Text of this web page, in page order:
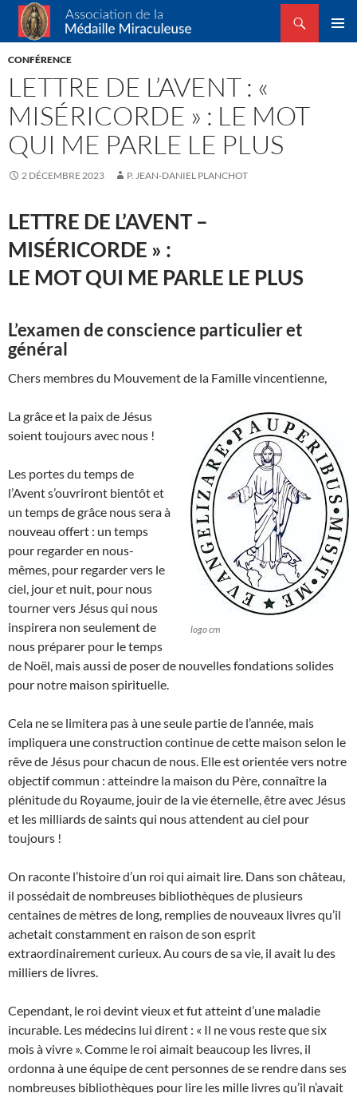
Association de la Médaille Miraculeuse
Recherche
ALLER
CONFÉRENCE
LETTRE DE L’AVENT : «
MISÉRICORDE » : LE MOT
QUI ME PARLE LE PLUS
2 DÉCEMBRE 2023 P. JEAN-DANIEL PLANCHOT
LETTRE DE L’AVENT –
MISÉRICORDE » :
LE MOT QUI ME PARLE LE PLUS
L’examen de conscience particulier et
général
Chers membres du Mouvement de la Famille vincentienne,
logo cm
La grâce et la paix de Jésus
soient toujours avec nous !
Les portes du temps de
l’Avent s’ouvriront bientôt et
un temps de grâce nous sera à
nouveau offert : un temps
pour regarder en nous-
mêmes, pour regarder vers le
ciel, jour et nuit, pour nous
tourner vers Jésus qui nous
inspirera non seulement de
nous préparer pour le temps
de Noël, mais aussi de poser de nouvelles fondations solides
pour notre maison spirituelle.
Cela ne se limitera pas à une seule partie de l’année, mais
impliquera une construction continue de cette maison selon le
rêve de Jésus pour chacun de nous. Elle est orientée vers notre
objectif commun : atteindre la maison du Père, connaître la
plénitude du Royaume, jouir de la vie éternelle, être avec Jésus
et les milliards de saints qui nous attendent au ciel pour
toujours !
On raconte l’histoire d’un roi qui aimait lire. Dans son château,
il possédait de nombreuses bibliothèques de plusieurs
centaines de mètres de long, remplies de nouveaux livres qu’il
achetait constamment en raison de son esprit
extraordinairement curieux. Au cours de sa vie, il avait lu des
milliers de livres.
Cependant, le roi devint vieux et fut atteint d’une maladie
incurable. Les médecins lui dirent : « Il ne vous reste que six
mois à vivre ». Comme le roi aimait beaucoup les livres, il
ordonna à une équipe de cent personnes de se rendre dans ses
nombreuses bibliothèques pour lire les mille livres qu’il n’avait